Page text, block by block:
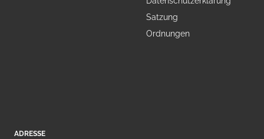
Satzung
Ordnungen
ADRESSE